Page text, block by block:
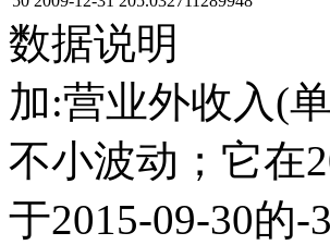
数据说明
加:营业外收入(
不小波动；它在
于2015-09-30的-